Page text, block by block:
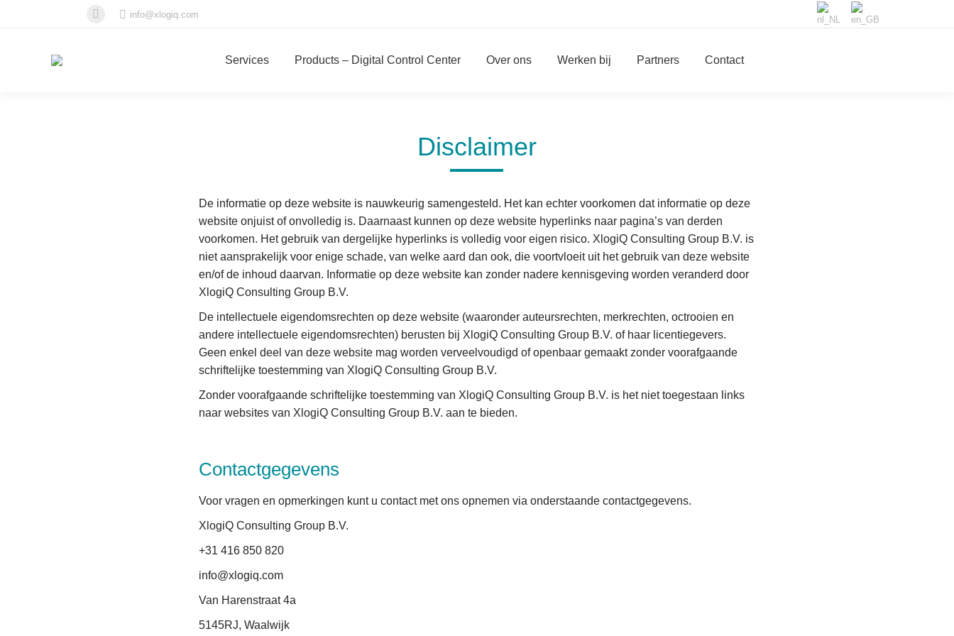
Linkedin
info@xlogiq.com
Services Products – Digital Control Center Over ons Werken bij Partners Contact
Disclaimer
De informatie op deze website is nauwkeurig samengesteld. Het kan echter voorkomen dat informatie op deze
website onjuist of onvolledig is. Daarnaast kunnen op deze website hyperlinks naar pagina’s van derden
voorkomen. Het gebruik van dergelijke hyperlinks is volledig voor eigen risico. XlogiQ Consulting Group B.V. is
niet aansprakelijk voor enige schade, van welke aard dan ook, die voortvloeit uit het gebruik van deze website
en/of de inhoud daarvan. Informatie op deze website kan zonder nadere kennisgeving worden veranderd door
XlogiQ Consulting Group B.V.
De intellectuele eigendomsrechten op deze website (waaronder auteursrechten, merkrechten, octrooien en
andere intellectuele eigendomsrechten) berusten bij XlogiQ Consulting Group B.V. of haar licentiegevers.
Geen enkel deel van deze website mag worden verveelvoudigd of openbaar gemaakt zonder voorafgaande
schriftelijke toestemming van XlogiQ Consulting Group B.V.
Zonder voorafgaande schriftelijke toestemming van XlogiQ Consulting Group B.V. is het niet toegestaan links
naar websites van XlogiQ Consulting Group B.V. aan te bieden.
Contactgegevens
Voor vragen en opmerkingen kunt u contact met ons opnemen via onderstaande contactgegevens.
XlogiQ Consulting Group B.V.
+31 416 850 820
info@xlogiq.com
Van Harenstraat 4a
5145RJ, Waalwijk